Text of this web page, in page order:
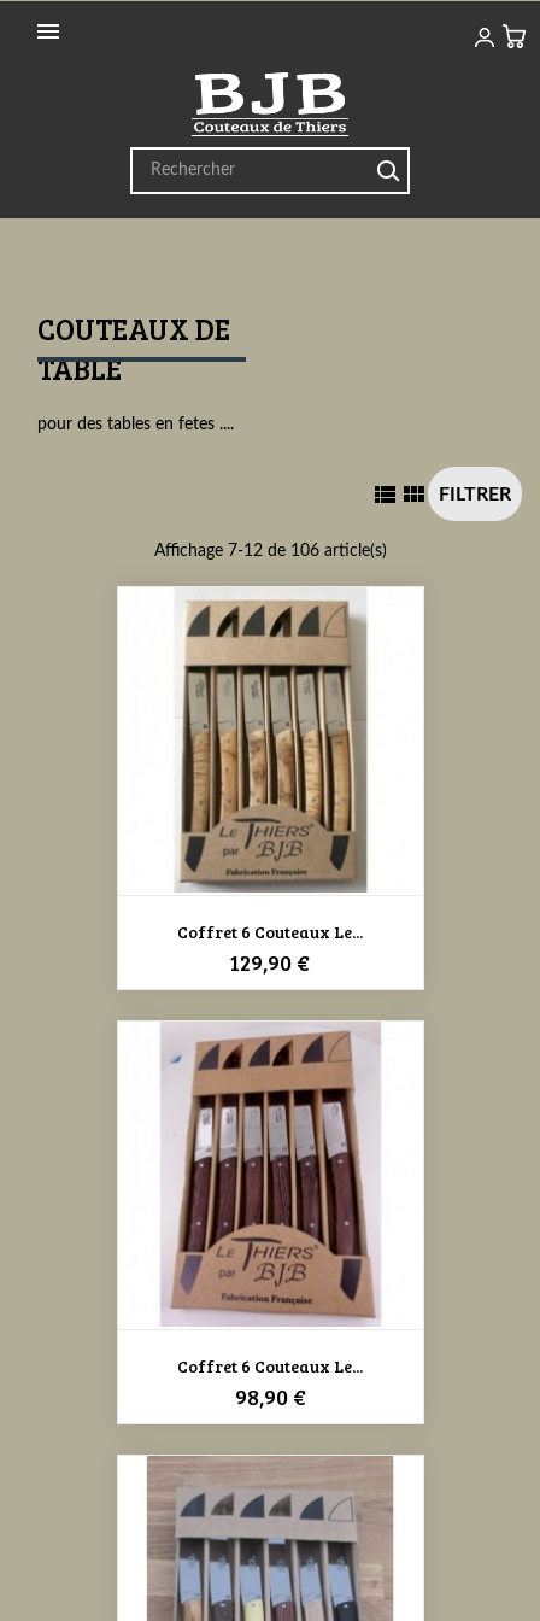

COUTEAUX DE
TABLE
pour des tables en fetes ....
  FILTRER
Affichage 7-12 de 106 article(s)
Coffret 6 Couteaux Le...
Prix
129,90 €
Coffret 6 Couteaux Le...
Prix
98,90 €